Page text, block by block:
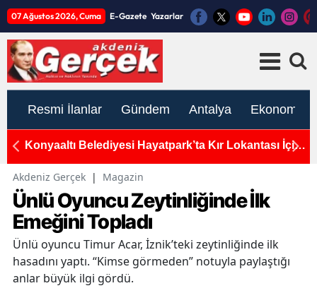
07 Ağustos 2026, Cuma E-Gazete Yazarlar
Resmi İlanlar Gündem Antalya Ekonomi
Konyaaltı Belediyesi Hayatpark’ta Kır Lokantası İçin
Akdeniz Gerçek | Magazin
Ünlü Oyuncu Zeytinliğinde İlk
Emeğini Topladı
Ünlü oyuncu Timur Acar, İznik’teki zeytinliğinde ilk
hasadını yaptı. “Kimse görmeden” notuyla paylaştığı
anlar büyük ilgi gördü.